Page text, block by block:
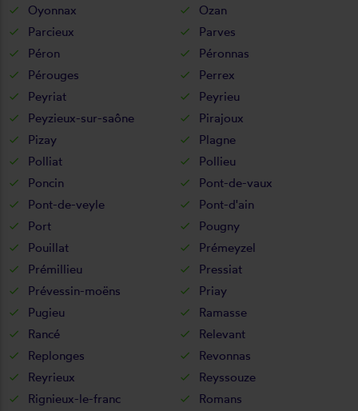
Oyonnax
Ozan
Parcieux
Parves
Péron
Péronnas
Pérouges
Perrex
Peyriat
Peyrieu
Peyzieux-sur-saône
Pirajoux
Pizay
Plagne
Polliat
Pollieu
Poncin
Pont-de-vaux
Pont-de-veyle
Pont-d'ain
Port
Pougny
Pouillat
Prémeyzel
Prémillieu
Pressiat
Prévessin-moëns
Priay
Pugieu
Ramasse
Rancé
Relevant
Replonges
Revonnas
Reyrieux
Reyssouze
Rignieux-le-franc
Romans